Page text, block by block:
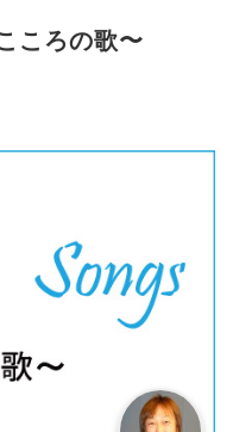
ころの歌〜